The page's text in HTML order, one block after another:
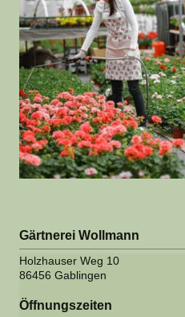
​Gärtnerei Wollmann​
Holzhauser Weg 10
86456 Gablingen
Öffnungszeiten